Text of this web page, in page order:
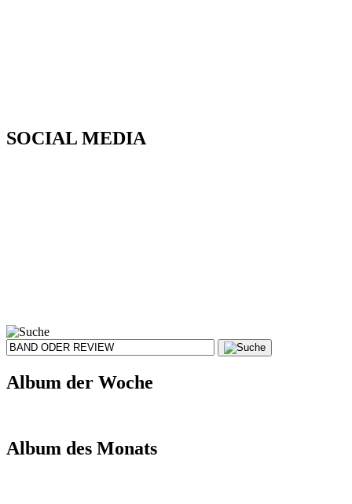
SOCIAL MEDIA
Album der Woche
Album des Monats